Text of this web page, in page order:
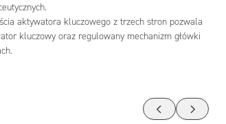
aktywatora kluczowego z trzech stron pozwala
kluczowy oraz regulowany mechanizm główki